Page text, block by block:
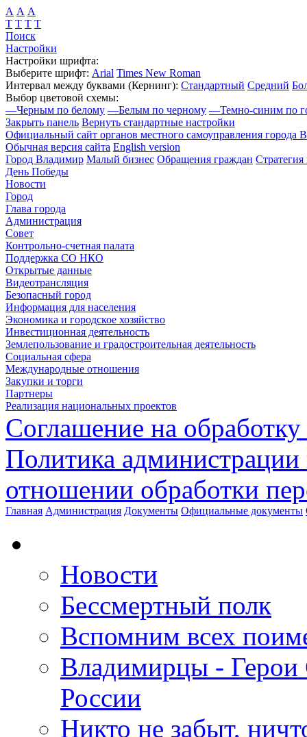
А А А
Т Т Т Т
Поиск
Настройки
Настройки шрифта:
Выберите шрифт: Arial Times New Roman
Интервал между буквами (Кернинг): Стандартный Средний
Выбор цветовой схемы:
—Черным по белому —Белым по черному —Темно-синим по
Закрыть панель Вернуть стандартные настройки
Официальный сайт органов местного самоуправления города
Обычная версия сайта English version
Город Владимир Малый бизнес Обращения граждан Стратегия
День Победы
Новости
Город
Глава города
Администрация
Совет
Контрольно-счетная палата
Поддержка СО НКО
Открытые данные
Видеотрансляция
Безопасный город
Информация для населения
Экономика и городское хозяйство
Инвестиционная деятельность
Землепользование и градостроительная деятельность
Социальная сфера
Международные отношения
Закупки и торги
Партнеры
Реализация национальных проектов
Соглашение на
Политика
отношении обработки
Главная Администрация Документы Официальные документы
Новости
Бессмертный полк
Вспомним всех
Владимирцы - Герои
России
Никто не забыт,